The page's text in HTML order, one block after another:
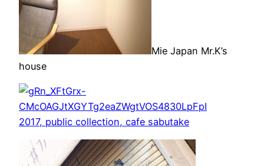
Mie Japan Mr.K’s
house
2017, public collection, cafe sabutake